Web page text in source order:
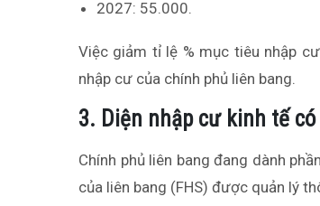
2027: 55.000.
Việc giảm tỉ lệ % mục tiêu nhập
nhập cư của chính phủ liên bang.
3. Diện nhập cư kinh tế
Chính phủ liên bang đang dành
của liên bang (FHS) được quản lý